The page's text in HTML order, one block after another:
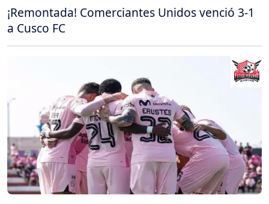
¡Remontada! Comerciantes Unidos venció 3-1
a Cusco FC